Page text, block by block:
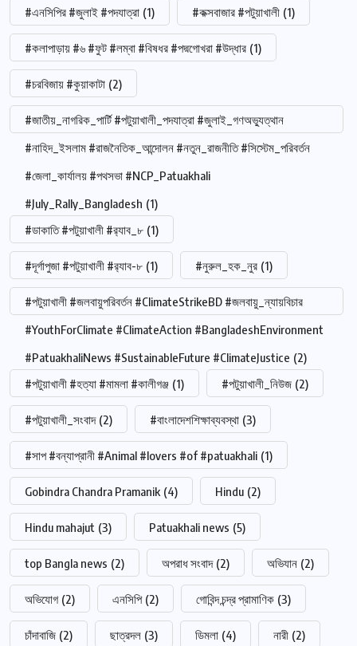
#এনসিপির #জুলাই #পদযাত্রা (1) #কক্সবাজার #পটুয়াখালী (1)
#কলাপাড়ায় #৬ #ফুট #লম্বা #বিষধর #পদ্মগোখরা #উদ্ধার (1)
#চরবিজায় #কুয়াকাটা (2)
#জাতীয়_নাগরিক_পার্টি #পটুয়াখালী_পদযাত্রা #জুলাই_গণঅভ্যুত্থান
#নাহিদ_ইসলাম #রাজনৈতিক_আন্দোলন #নতুন_রাজনীতি #সিস্টেম_পরিবর্তন
#জেলা_কার্যালয় #পথসভা #NCP_Patuakhali
#July_Rally_Bangladesh (1)
#ডাকাতি #পটুয়াখালী #র‍্যাব_৮ (1)
#দূর্গাপুজা #পটুয়াখালী #র‍্যাব-৮ (1) #নুরুল_হক_নুর (1)
#পটুয়াখালী #জলবায়ুপরিবর্তন #ClimateStrikeBD #জলবায়ু_ন্যায়বিচার
#YouthForClimate #ClimateAction #BangladeshEnvironment
#PatuakhaliNews #SustainableFuture #ClimateJustice (2)
#পটুয়াখালী #হত্যা #মামলা #কালীগঞ্জ (1) #পটুয়াখালী_নিউজ (2)
#পটুয়াখালী_সংবাদ (2) #বাংলাদেশশিক্ষাব্যবস্থা (3)
#সাপ #বন্যাপ্রানী #Animal #lovers #of #patuakhali (1)
Gobindra Chandra Pramanik (4) Hindu (2)
Hindu mahajut (3) Patuakhali news (5)
top Bangla news (2) অপরাধ সংবাদ (2) অভিযান (2)
অভিযোগ (2) এনসিপি (2) গোবিন্দ চন্দ্র প্রামাণিক (3)
চাঁদাবাজি (2) ছাত্রদল (3) ডিমলা (4) নারী (2)